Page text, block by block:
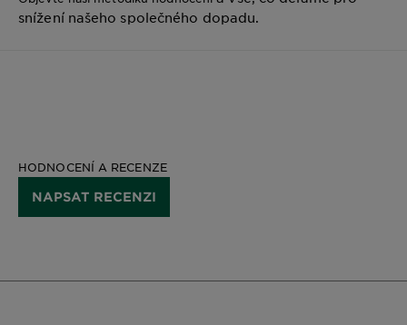
snížení našeho společného dopadu.
HODNOCENÍ A RECENZE
NAPSAT RECENZI